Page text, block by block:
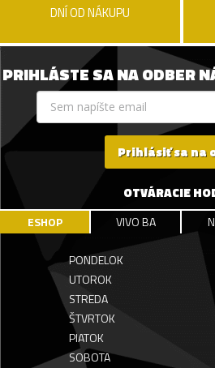
DNÍ OD NÁKUPU
PRIHLÁSTE SA NA ODBER
Prihlásiť sa na
OTVÁRACIE
ESHOP VIVO BA
PONDELOK
UTOROK
STREDA
ŠTVRTOK
PIATOK
SOBOTA